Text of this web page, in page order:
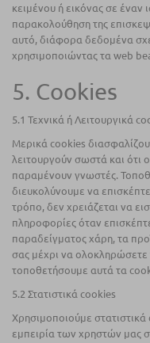
κειμένου ή εικόνας σε έναν
παρακολούθηση της
αυτό, διάφορα δεδομένα
χρησιμοποιώντας τα web
5. Cookies
5.1 Τεχνικά ή Λειτουργικά
Μερικά cookies
λειτουργούν σωστά και ότι
παραμένουν γνωστές.
διευκολύνουμε να
τρόπο, δεν χρειάζεται να
πληροφορίες όταν
παραδείγματος χάρη, τα
σας μέχρι να
τοποθετήσουμε αυτά τα
5.2 Στατιστικά cookies
Χρησιμοποιούμε
εμπειρία των χρηστών μας